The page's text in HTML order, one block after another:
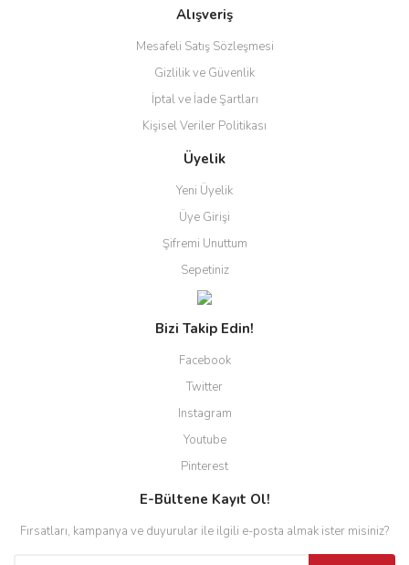
Alışveriş
Mesafeli Satış Sözleşmesi
Gizlilik ve Güvenlik
İptal ve İade Şartları
Kişisel Veriler Politikası
Üyelik
Yeni Üyelik
Üye Girişi
Şifremi Unuttum
Sepetiniz
Bizi Takip Edin!
Facebook
Twitter
Instagram
Youtube
Pinterest
E-Bültene Kayıt Ol!
Fırsatları, kampanya ve duyurular ile ilgili e-posta almak ister misiniz?